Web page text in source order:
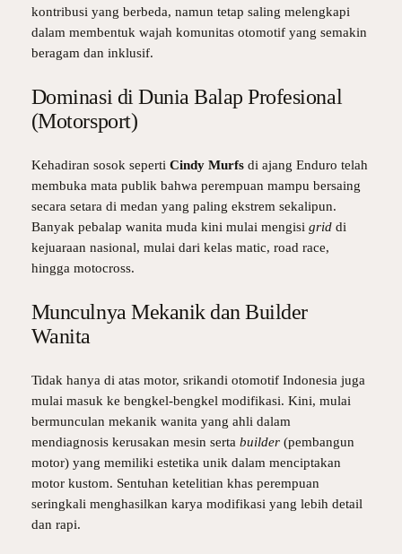
kontribusi yang berbeda, namun tetap saling melengkapi
dalam membentuk wajah komunitas otomotif yang semakin
beragam dan inklusif.
Dominasi di Dunia Balap Profesional
(Motorsport)
Kehadiran sosok seperti Cindy Murfsdi ajang Enduro telah
membuka mata publik bahwa perempuan mampu bersaing
secara setara di medan yang paling ekstrem sekalipun.
Banyak pebalap wanita muda kini mulai mengisi griddi
kejuaraan nasional, mulai dari kelas matic, road race,
hingga motocross.
Munculnya Mekanik dan Builder
Wanita
Tidak hanya di atas motor, srikandi otomotif Indonesia juga
mulai masuk ke bengkel-bengkel modifikasi. Kini, mulai
bermunculan mekanik wanita yang ahli dalam
mendiagnosis kerusakan mesin serta builder(pembangun
motor) yang memiliki estetika unik dalam menciptakan
motor kustom. Sentuhan ketelitian khas perempuan
seringkali menghasilkan karya modifikasi yang lebih detail
dan rapi.